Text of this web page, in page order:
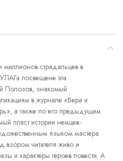
миллионов страдальцев в
посвещене эта
Полозов, знакомый
в журнале «Вера и
а также по его предыдущим
пласт истории немцев-
языком мастера
взором читателя живо и
и характеры героев повести. А